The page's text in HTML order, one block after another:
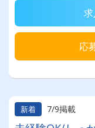
応
新着 7/9掲載